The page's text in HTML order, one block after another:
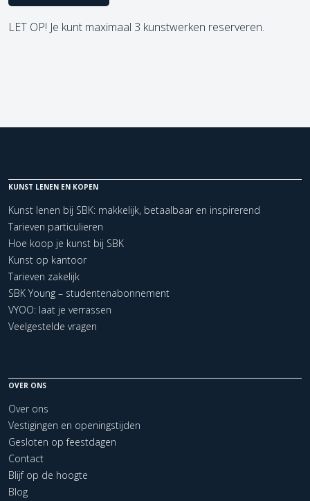
LET OP! Je kunt maximaal 3 kunstwerken reserveren.
KUNST LENEN EN KOPEN
Kunst lenen bij SBK: makkelijk, betaalbaar en inspirerend
Tarieven particulieren
Hoe koop je kunst bij SBK
Kunst op kantoor
Tarieven zakelijk
SBK Young – studentenabonnement
VYOO: laat je verrassen
Veelgestelde vragen
OVER ONS
Over ons
Vestigingen en openingstijden
Gesloten op feestdagen
Contact
Blijf op de hoogte
Blog